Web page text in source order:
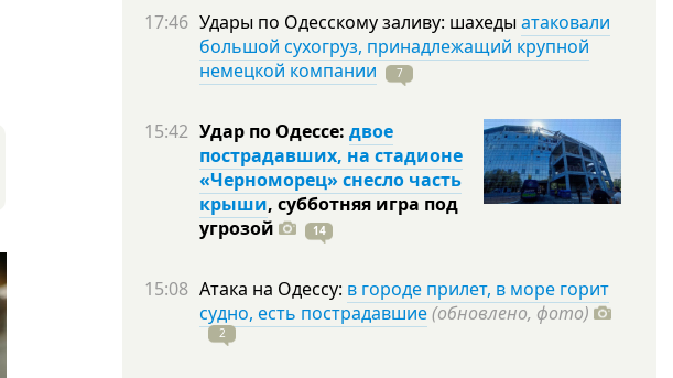
17:46 Удары по Одесскому заливу: шахеды атаковали
большой сухогруз, принадлежащий крупной
немецкой компании
7
15:42 Удар по Одессе: двое
пострадавших, на стадионе
«Черноморец» снесло часть
крыши, субботняя игра под
угрозой
14
15:08 Атака на Одессу: в городе прилет, в море горит
судно, есть пострадавшие(обновлено, фото)
2